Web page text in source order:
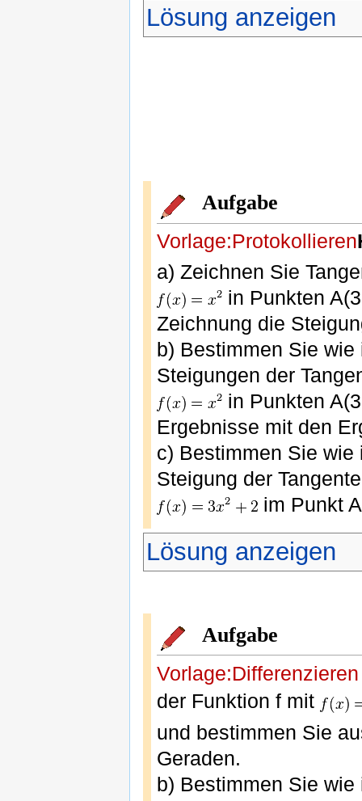
Lösung anzeigen
Aufgabe
Vorlage:Protokollieren
a) Zeichnen Sie
in Punkten
Zeichnung die
b) Bestimmen Sie
Steigungen der
in Punkten
Ergebnisse mit den
c) Bestimmen Sie wie
Steigung der
im Punkt
Lösung anzeigen
Aufgabe
Vorlage:Differenzieren
der Funktion f mit
und bestimmen Sie
Geraden.
b) Bestimmen Sie